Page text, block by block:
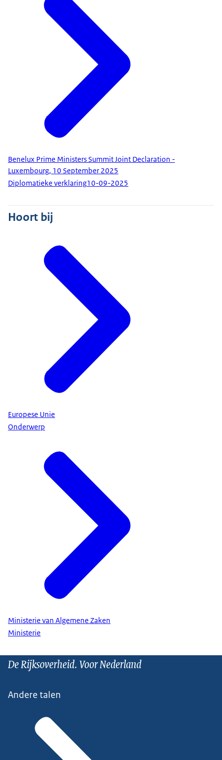
Benelux Prime Ministers Summit Joint Declaration -
Luxembourg, 10 September 2025
Diplomatieke verklaring10-09-2025
Hoort bij
Europese Unie
Onderwerp
Ministerie van Algemene Zaken
Ministerie
De Rijksoverheid. Voor Nederland
Andere talen